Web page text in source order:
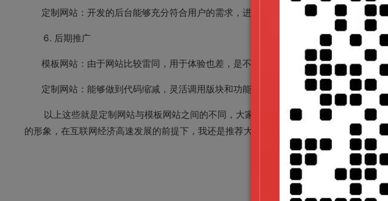
定制网站：开发的后台能够充分符合用户的需求，进行个性化设置。
6. 后期推广
模板网站：由于网站比较雷同，用于体验也差，是不利于做搜索引擎优化的。
定制网站：能够做到代码缩减，灵活调用版块和功能，对搜索引擎也更加友好，试想谁
以上这些就是定制网站与模板网站之间的不同，大家可以根据自己的需求来选择不同
的形象，在互联网经济高速发展的前提下，我还是推荐大家选择定制网站，毕竟定制网站